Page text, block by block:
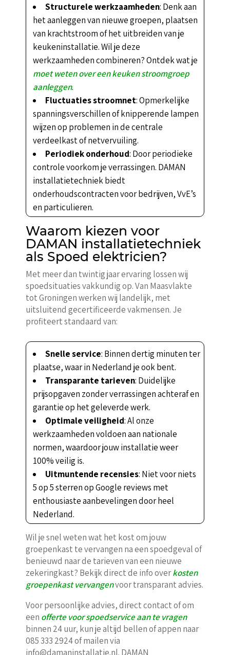
Structurele werkzaamheden: Denk aan
het aanleggen van nieuwe groepen, plaatsen
van krachtstroom of het uitbreiden van je
keukeninstallatie. Wil je deze
werkzaamheden combineren? Ontdek wat je
moet weten over een keuken stroomgroep
aanleggen.
Fluctuaties stroomnet: Opmerkelijke
spanningsverschillen of knipperende lampen
wijzen op problemen in de centrale
verdeelkast of netvervuiling.
Periodiek onderhoud: Door periodieke
controle voorkom je verrassingen. DAMAN
installatietechniek biedt
onderhoudscontracten voor bedrijven, VvE’s
en particulieren.
Waarom kiezen voor
DAMAN installatietechniek
als Spoed elektricien?
Met meer dan twintig jaar ervaring lossen wij
spoedsituaties vakkundig op. Van Maasvlakte
tot Groningen werken wij landelijk, met
uitsluitend gecertificeerde vakmensen. Je
profiteert standaard van:
Snelle service: Binnen dertig minuten ter
plaatse, waar in Nederland je ook bent.
Transparante tarieven: Duidelijke
prijsopgaven zonder verrassingen achteraf en
garantie op het geleverde werk.
Optimale veiligheid: Al onze
werkzaamheden voldoen aan nationale
normen, waardoor jouw installatie weer
100% veilig is.
Uitmuntende recensies: Niet voor niets
5 op 5 sterren op Google reviews met
enthousiaste aanbevelingen door heel
Nederland.
Wil je snel weten wat het kost om jouw
groepenkast te vervangen na een spoedgeval of
benieuwd naar de tarieven van een nieuwe
zekeringkast? Bekijk direct de info overkosten
groepenkast vervangenvoor transparant advies.
Voor persoonlijke advies, direct contact of om
een offerte voor spoedservice aan te vragen
binnen 24 uur, kun je altijd bellen of appen naar
085 333 2924 of mailen via
info@damaninstallatie.nl. DAMAN